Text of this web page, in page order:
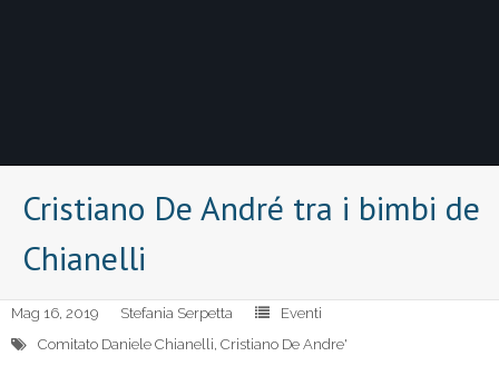
Cristiano De André tra i bimbi de
Chianelli
Mag 16, 2019 Stefania Serpetta
Eventi
Comitato Daniele Chianelli, Cristiano De Andre'